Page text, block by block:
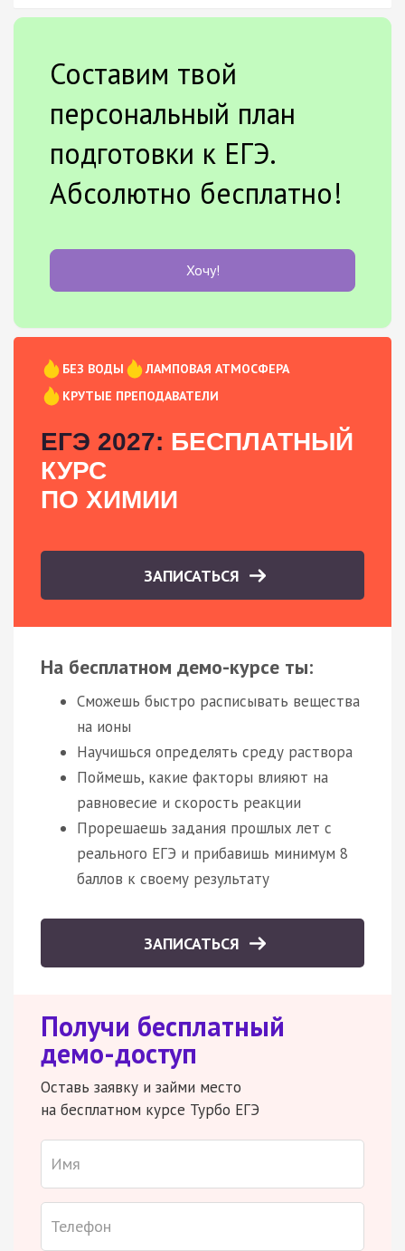
Составим твой
персональный план
подготовки к ЕГЭ.
Абсолютно бесплатно!
Хочу!
БЕЗ ВОДЫ
ЛАМПОВАЯ АТМОСФЕРА
КРУТЫЕ ПРЕПОДАВАТЕЛИ
ЕГЭ 2027: БЕСПЛАТНЫЙ
КУРС
ПО ХИМИИ
ЗАПИСАТЬСЯ
На бесплатном демо-курсе ты:
Сможешь быстро расписывать вещества
на ионы
Научишься определять среду раствора
Поймешь, какие факторы влияют на
равновесие и скорость реакции
Прорешаешь задания прошлых лет с
реального ЕГЭ и прибавишь минимум 8
баллов к своему результату
ЗАПИСАТЬСЯ
Получи бесплатный
демо-доступ
Оставь заявку и займи место
на бесплатном курсе Турбо ЕГЭ